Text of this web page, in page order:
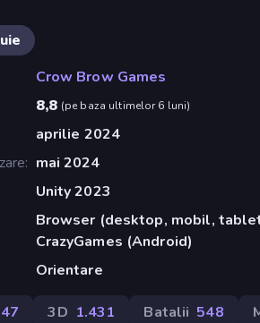
Crow Brow Games
8,8 (pe baza ultimelor 6 luni)
aprilie 2024
mai 2024
Unity 2023
Browser (desktop, mobil,
CrazyGames (Android)
Orientare
3D 1.431 Batalii 548